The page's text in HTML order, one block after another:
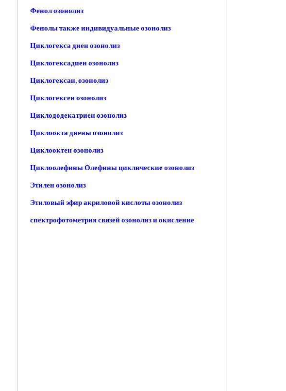
Фенол озонолиз
Фенолы также индивидуальные озонолиз
Циклогекса диен озонолиз
Циклогексадиен озонолиз
Циклогексан, озонолиз
Циклогексен озонолиз
Циклододекатриен озонолиз
Циклоокта диены озонолиз
Циклооктен озонолиз
Циклоолефины Олефины циклические озонолиз
Этилен озонолиз
Этиловый эфир акриловой кислоты озонолиз
спектрофотометрия связей озонолиз и окисление